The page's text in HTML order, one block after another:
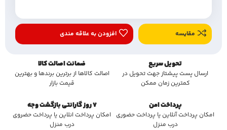
مقایسه افزودن به علاقه مندی
تحویل سریع
ارسال پست پیشتاز جهت تحویل در
کمترین زمان ممکن
ضمانت اصالت کالا
اصالت کالاها از برترین برندها و بهترین
قیمت بازار
پرداخت امن
امکان پرداخت آنلاین یا پرداخت حضوری
درب منزل
7 روز گارانتی بازگشت وجه
امکان پرداخت انلاین یا پرداخت حضروی
درب منزل